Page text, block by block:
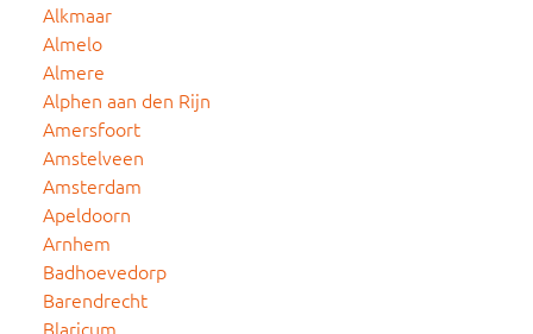
Alkmaar
Almelo
Almere
Alphen aan den Rijn
Amersfoort
Amstelveen
Amsterdam
Apeldoorn
Arnhem
Badhoevedorp
Barendrecht
Blaricum